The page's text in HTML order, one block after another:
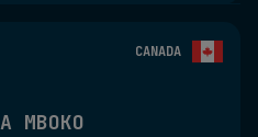
CANADA
MBOKO